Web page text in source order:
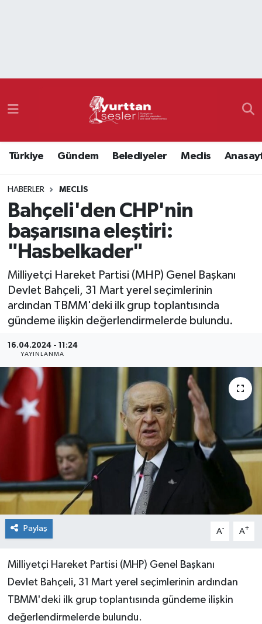
Türkiye Gündem Belediyeler Meclis
HABERLER MECLIS
Bahçeli'den CHP'nin
başarısına eleştiri:
"Hasbelkader"
Milliyetçi Hareket Partisi (MHP) Genel Başkanı
Devlet Bahçeli, 31 Mart yerel seçimlerinin
ardından TBMM'deki ilk grup toplantısında
gündeme ilişkin değerlendirmelerde bulundu.
16.04.2024 - 11:24
YAYINLANMA
Paylaş A- A+
Milliyetçi Hareket Partisi (MHP) Genel Başkanı
Devlet Bahçeli, 31 Mart yerel seçimlerinin ardından
TBMM'deki ilk grup toplantısında gündeme ilişkin
değerlendirmelerde bulundu.
Namaz Vakitleri
Süper Lig Puan Durumu ve Fikstür
Tüm Manşetler
Son Dakika Haberleri
Haber Arşivi